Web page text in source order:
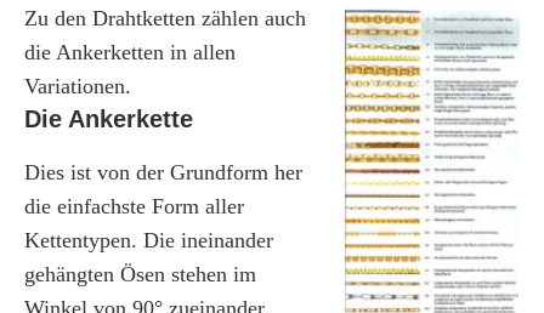
Zu den Drahtketten zählen auch
die Ankerketten in allen
Variationen.
Die Ankerkette
Dies ist von der Grundform her
die einfachste Form aller
Kettentypen. Die ineinander
gehängten Ösen stehen im
Winkel von 90° zueinander.